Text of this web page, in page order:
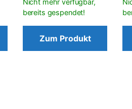
Zum Produkt